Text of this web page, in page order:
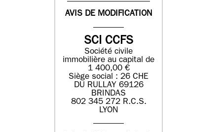
AVIS DE MODIFICATION
SCI CCFS
Société civile
immobilière au capital de
1 400,00 €
Siège social : 26 CHE
DU RULLAY 69126
BRINDAS
802 345 272 R.C.S.
LYON